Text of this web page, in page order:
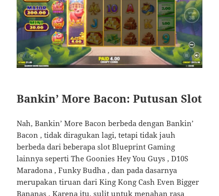
Bankin’ More Bacon: Putusan Slot
Nah, Bankin’ More Bacon berbeda dengan Bankin’
Bacon , tidak diragukan lagi, tetapi tidak jauh
berbeda dari beberapa slot Blueprint Gaming
lainnya seperti The Goonies Hey You Guys , D10S
Maradona , Funky Budha , dan pada dasarnya
merupakan tiruan dari King Kong Cash Even Bigger
Bananas . Karena itu, sulit untuk menahan rasa